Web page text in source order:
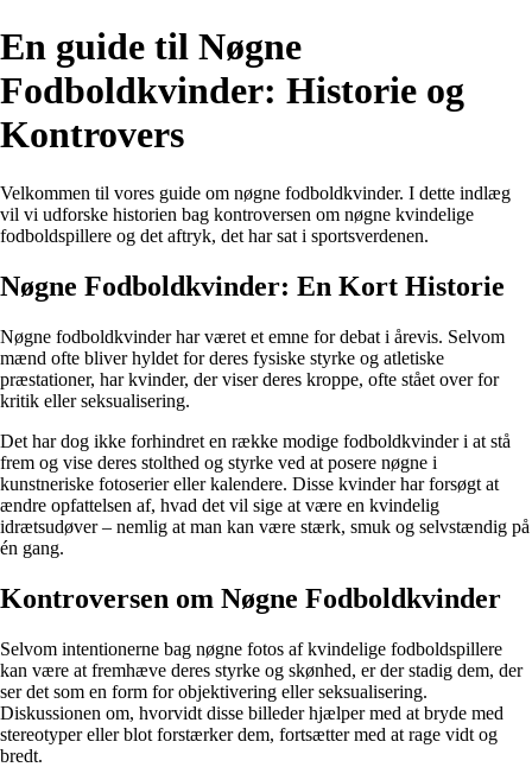
En guide til Nøgne
Fodboldkvinder: Historie og
Kontrovers
Velkommen til vores guide om nøgne fodboldkvinder. I dette indlæg
vil vi udforske historien bag kontroversen om nøgne kvindelige
fodboldspillere og det aftryk, det har sat i sportsverdenen.
Nøgne Fodboldkvinder: En Kort Historie
Nøgne fodboldkvinder har været et emne for debat i årevis. Selvom
mænd ofte bliver hyldet for deres fysiske styrke og atletiske
præstationer, har kvinder, der viser deres kroppe, ofte stået over for
kritik eller seksualisering.
Det har dog ikke forhindret en række modige fodboldkvinder i at stå
frem og vise deres stolthed og styrke ved at posere nøgne i
kunstneriske fotoserier eller kalendere. Disse kvinder har forsøgt at
ændre opfattelsen af, hvad det vil sige at være en kvindelig
idrætsudøver – nemlig at man kan være stærk, smuk og selvstændig på
én gang.
Kontroversen om Nøgne Fodboldkvinder
Selvom intentionerne bag nøgne fotos af kvindelige fodboldspillere
kan være at fremhæve deres styrke og skønhed, er der stadig dem, der
ser det som en form for objektivering eller seksualisering.
Diskussionen om, hvorvidt disse billeder hjælper med at bryde med
stereotyper eller blot forstærker dem, fortsætter med at rage vidt og
bredt.